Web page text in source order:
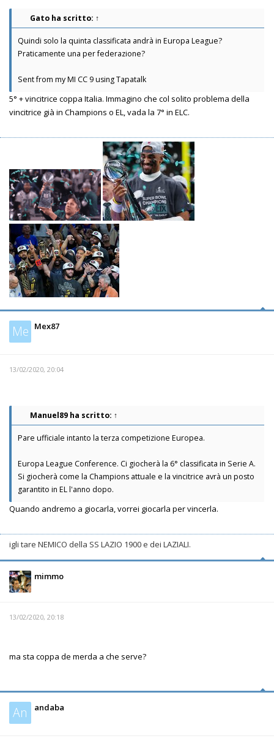
Gato ha scritto: ↑
Quindi solo la quinta classificata andrà in Europa League?
Praticamente una per federazione?
Sent from my MI CC 9 using Tapatalk
5° + vincitrice coppa Italia. Immagino che col solito problema della
vincitrice già in Champions o EL, vada la 7° in ELC.
Me Mex87
13/02/2020, 20:04
Manuel89 ha scritto: ↑
Pare ufficiale intanto la terza competizione Europea.
Europa League Conference. Ci giocherà la 6° classificata in Serie A.
Si giocherà come la Champions attuale e la vincitrice avrà un posto
garantito in EL l'anno dopo.
Quando andremo a giocarla, vorrei giocarla per vincerla.
igli tare NEMICO della SS LAZIO 1900 e dei LAZIALI.
mimmo
13/02/2020, 20:18
ma sta coppa de merda a che serve?
An andaba